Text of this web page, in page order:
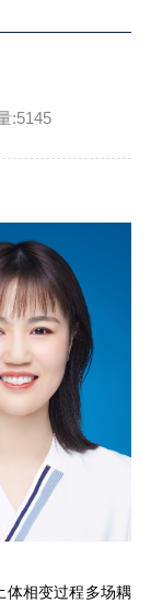
:5145
体相变过程多场耦